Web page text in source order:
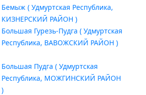
Бемыж ( Удмуртская Республика,
КИЗНЕРСКИЙ РАЙОН )
Большая Гурезь-Пудга ( Удмуртская
Республика, ВАВОЖСКИЙ РАЙОН )
Большая Пудга ( Удмуртская
Республика, МОЖГИНСКИЙ РАЙОН
)